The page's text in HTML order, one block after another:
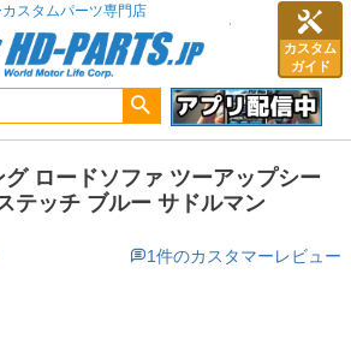
カスタム
ガイド
スタムパーツ専門店
ロードソファ ツーアップシー
テッチ ブルー サドルマン
1